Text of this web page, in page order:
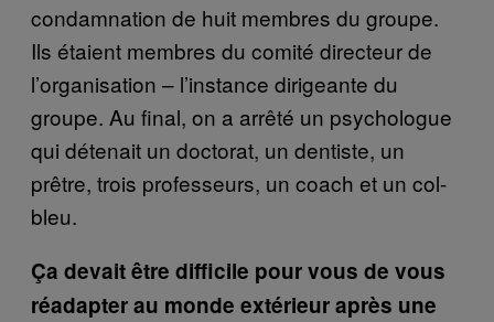
condamnation de huit membres du groupe.
Ils étaient membres du comité directeur de
l’organisation – l’instance dirigeante du
groupe. Au final, on a arrêté un psychologue
qui détenait un doctorat, un dentiste, un
prêtre, trois professeurs, un coach et un col-
bleu.
Ça devait être difficile pour vous de vous
réadapter au monde extérieur après une